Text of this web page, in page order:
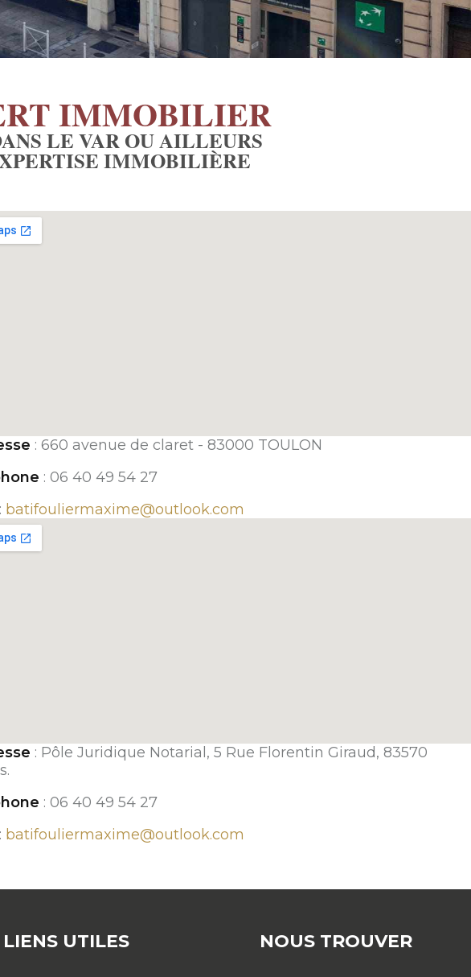
IMMOBILIER
LE VAR OU AILLEURS
IMMOBILIÈRE
: 660 avenue de claret - 83000 TOULON
: 06 40 49 54 27
: batifouliermaxime@outlook.com
: Pôle Juridique Notarial, 5 Rue Florentin Giraud, 83570
: 06 40 49 54 27
: batifouliermaxime@outlook.com
LIENS UTILES NOUS TROUVER